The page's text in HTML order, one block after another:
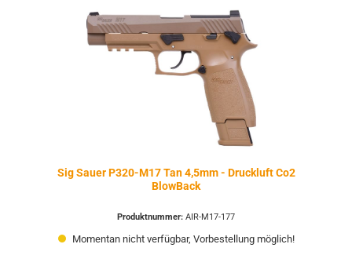
Sig Sauer P320-M17 Tan 4,5mm - Druckluft Co2
BlowBack
Produktnummer: AIR-M17-177
Momentan nicht verfügbar, Vorbestellung möglich!